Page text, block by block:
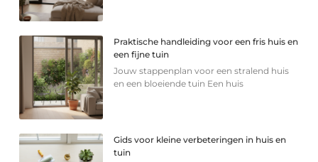
Praktische handleiding voor een fris huis en
een fijne tuin
Jouw stappenplan voor een stralend huis
en een bloeiende tuin Een huis
Gids voor kleine verbeteringen in huis en
tuin